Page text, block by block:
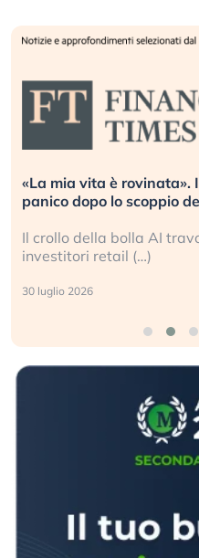
vita è rovinata». Investitori
lo scoppio della bolla AI
bolla AI travolge il
retail (…)